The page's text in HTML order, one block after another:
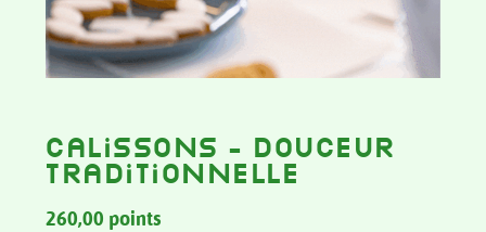
Calissons – Douceur
traditionnelle
260,00 points